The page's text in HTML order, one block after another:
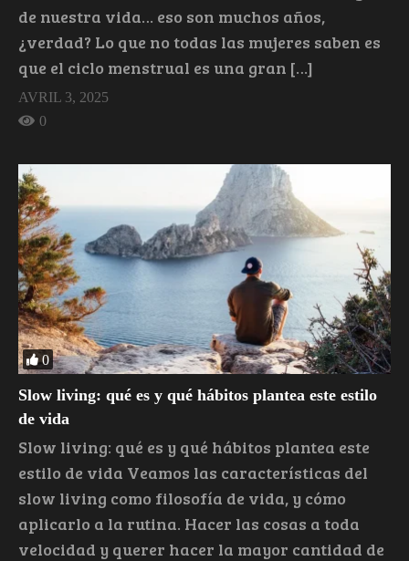
de nuestra vida… eso son muchos años,
¿verdad? Lo que no todas las mujeres saben es
que el ciclo menstrual es una gran […]
AVRIL 3, 2025
0
0
Slow living: qué es y qué hábitos plantea este estilo
de vida
Slow living: qué es y qué hábitos plantea este
estilo de vida Veamos las características del
slow living como filosofía de vida, y cómo
aplicarlo a la rutina. Hacer las cosas a toda
velocidad y querer hacer la mayor cantidad de